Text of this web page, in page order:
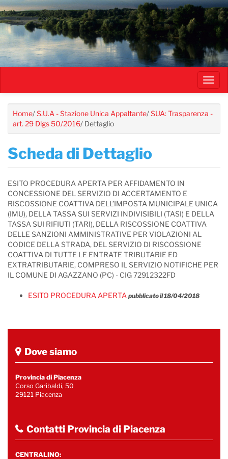
Salta
al
contenuto
principale
Home/S.U.A - Stazione Unica Appaltante/SUA: Trasparenza -
art. 29 Dlgs 50/2016/ Dettaglio
Scheda di Dettaglio
ESITO PROCEDURA APERTA PER AFFIDAMENTO IN
CONCESSIONE DEL SERVIZIO DI ACCERTAMENTO E
RISCOSSIONE COATTIVA DELL’IMPOSTA MUNICIPALE UNICA
(IMU), DELLA TASSA SUI SERVIZI INDIVISIBILI (TASI) E DELLA
TASSA SUI RIFIUTI (TARI), DELLA RISCOSSIONE COATTIVA
DELLE SANZIONI AMMINISTRATIVE PER VIOLAZIONI AL
CODICE DELLA STRADA, DEL SERVIZIO DI RISCOSSIONE
COATTIVA DI TUTTE LE ENTRATE TRIBUTARIE ED
EXTRATRIBUTARIE, COMPRESO IL SERVIZIO NOTIFICHE PER
IL COMUNE DI AGAZZANO (PC) - CIG 72912322FD
ESITO PROCEDURA APERTA pubblicato il 18/04/2018
Dove siamo
Provincia di Piacenza
Corso Garibaldi, 50
29121 Piacenza
Contatti Provincia di Piacenza
CENTRALINO: